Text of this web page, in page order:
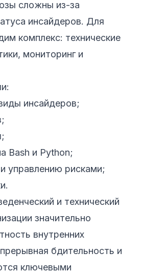
сложны из-за
инсайдеров. Для
комплекс: технические
мониторинг и
инсайдеров;
Bash и Python;
управлению рисками;
и технический
значительно
внутренних
бдительность и
ключевыми